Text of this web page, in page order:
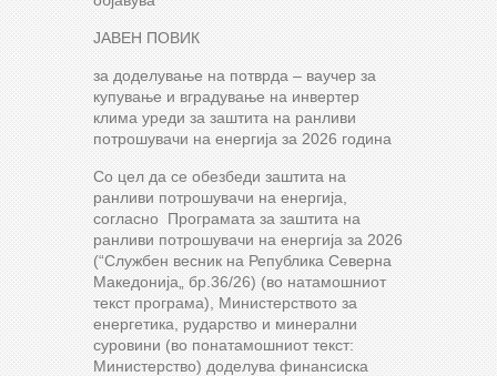
ЈАВЕН ПОВИК
за доделување на потврда – ваучер за
купување и вградување на инвертер
клима уреди за заштита на ранливи
потрошувачи на енергија за 2026 година
Со цел да се обезбеди заштита на
ранливи потрошувачи на енергија,
согласно Програмата за заштита на
ранливи потрошувачи на енергија за 2026
(“Службен весник на Република Северна
Македонија„ бр.36/26) (во натамошниот
текст програма), Министерството за
енергетика, рударство и минерални
суровини (во понатамошниот текст:
Министерство) доделува финансиска